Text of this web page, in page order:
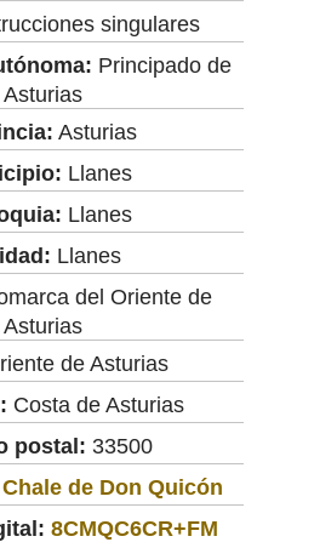
singulares
Principado de
Asturias
Asturias
Llanes
Llanes
Llanes
del Oriente de
Asturias
de Asturias
Costa de Asturias
postal: 33500
Chale de Don Quicón
8CMQC6CR+FM